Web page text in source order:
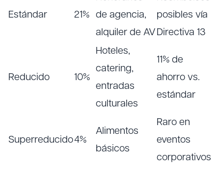
Estándar 21%
de agencia,
alquiler de AV
posibles vía
Directiva 13
Reducido 10%
Hoteles,
catering,
entradas
culturales
11% de
ahorro vs.
estándar
Superreducido4%
Alimentos
básicos
Raro en
eventos
corporativos